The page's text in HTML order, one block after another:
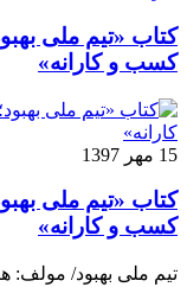
کتاب «تیم ملی
کسب و کارانه»
15 مهر 1397
کتاب «تیم ملی
کسب و کارانه»
تیم ملی بهبود/ مولف: